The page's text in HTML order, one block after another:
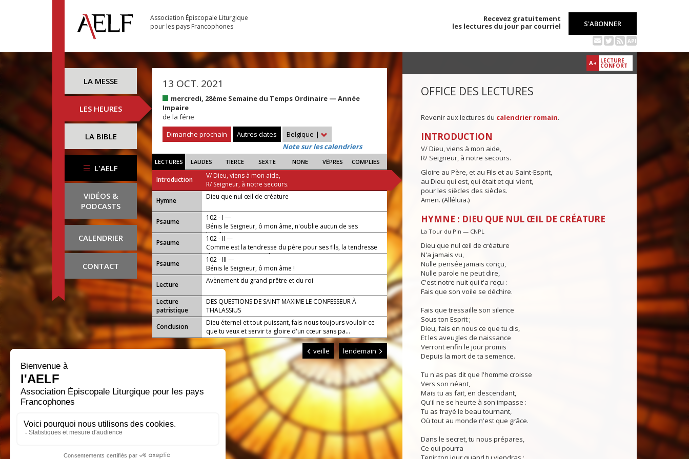
Association Épiscopale Liturgique
pour les pays Francophones
Recevez gratuitement
les lectures du jour par courriel
S'ABONNER
API
LA MESSE
LES HEURES
LA BIBLE
L'AELF
VIDÉOS &
PODCASTS
CALENDRIER
CONTACT
13 OCT. 2021
mercredi, 28ème Semaine du Temps Ordinaire — Année
Impaire
de la férie
Dimanche prochain
Autres dates Belgique |
Note sur les calendriers
LECTURES LAUDES TIERCE SEXTE NONE VÊPRES COMPLIES
Introduction
V/ Dieu, viens à mon aide,
R/ Seigneur, à notre secours.
...
Hymne Dieu que nul œil de créature
Psaume
102 - I —
Bénis le Seigneur, ô mon âme, n'oublie aucun de ses
bienfaits.
Psaume
102 - II —
Comme est la tendresse du père pour ses fils, la tendresse
du Seigneur pour qui le craint.
Psaume
102 - III —
Bénis le Seigneur, ô mon âme !
Lecture
Avènement du grand prêtre et du roi
Lecture
patristique
DES QUESTIONS DE SAINT MAXIME LE CONFESSEUR À
THALASSIUS
Conclusion
Dieu éternel et tout-puissant, fais-nous toujours vouloir ce
que tu veux et servir ta gloire d'un cœur sans pa...
veille lendemain
A+ LECTURE
CONFORT
OFFICE DES LECTURES
Revenir aux lectures du calendrier romain.
INTRODUCTION
V/ Dieu, viens à mon aide,
R/ Seigneur, à notre secours.
Gloire au Père, et au Fils et au Saint-Esprit,
au Dieu qui est, qui était et qui vient,
pour les siècles des siècles.
Amen. (Alléluia.)
HYMNE : DIEU QUE NUL ŒIL DE CRÉATURE
La Tour du Pin — CNPL
Dieu que nul œil de créature
N'a jamais vu,
Nulle pensée jamais conçu,
Nulle parole ne peut dire,
C'est notre nuit qui t'a reçu :
Fais que son voile se déchire.
Fais que tressaille son silence
Sous ton Esprit ;
Dieu, fais en nous ce que tu dis,
Et les aveugles de naissance
Verront enfin le jour promis
Depuis la mort de ta semence.
Tu n'as pas dit que l'homme croisse
Vers son néant,
Mais tu as fait, en descendant,
Qu'il ne se heurte à son impasse :
Tu as frayé le beau tournant,
Où tout au monde n'est que grâce.
Dans le secret, tu nous prépares,
Ce qui pourra